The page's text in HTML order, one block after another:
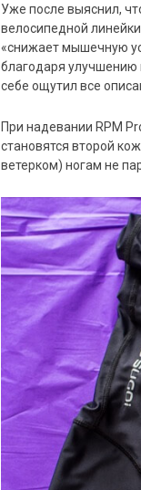
Уже после выяснил,
велосипедной
«снижает мышечную
благодаря
себе ощутил все
При надевании RPM
становятся второй
ветерком) ногам не